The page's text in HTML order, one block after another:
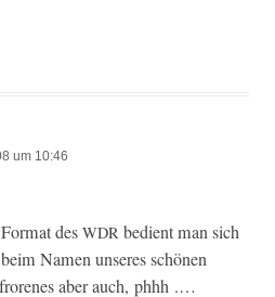
um 10:46
des WDR bedi­ent man sich
Namen unseres schö­nen
aber auch, phhh .…